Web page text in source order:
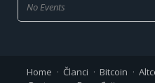
No Events
Home Članci Bitcoin